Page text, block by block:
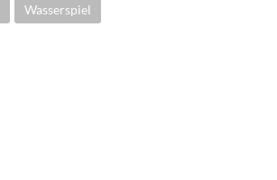
Wasserspiel